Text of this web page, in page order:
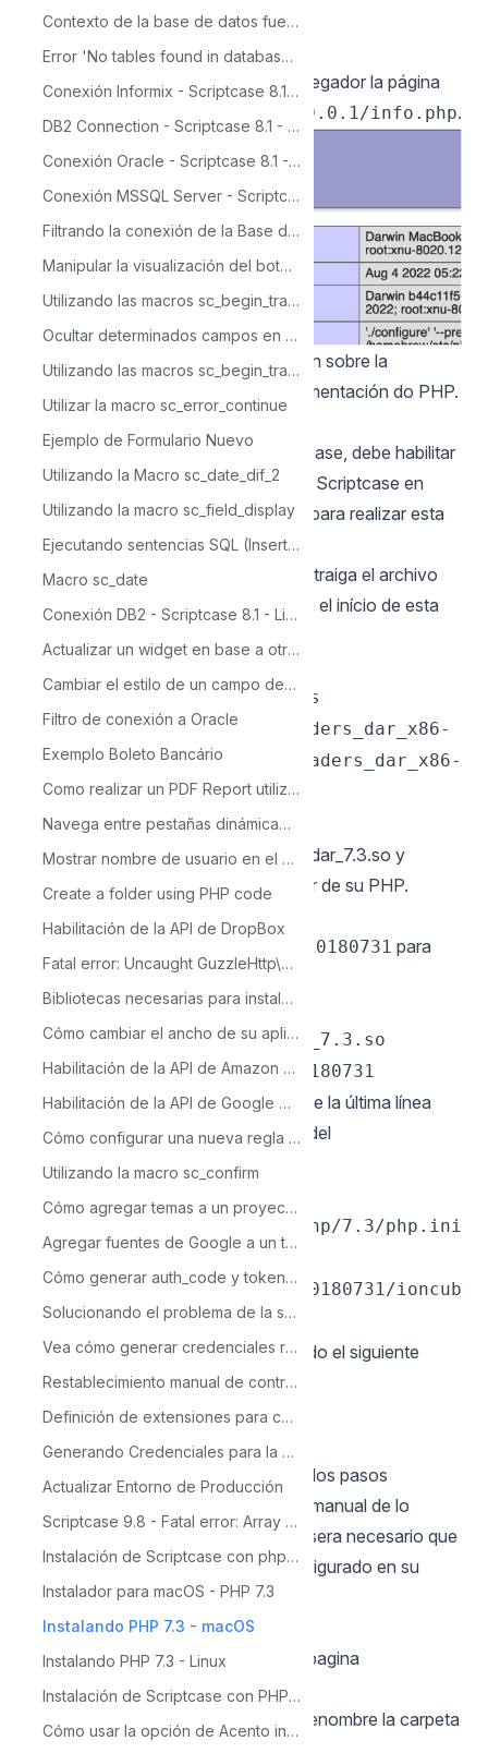
Contexto de la base de datos fue modificado – MSSQL
Error 'No tables found in database access' al intentar hacer la importación fuente de datos Access
Conexión Informix - Scriptcase 8.1 - Linux
DB2 Connection - Scriptcase 8.1 - Linux
Conexión Oracle - Scriptcase 8.1 - Linux
Conexión MSSQL Server - Scriptcase - Mac OS X
Filtrando la conexión de la Base de Datos - Oracle
Manipular la visualización del botón dinámicamente
Utilizando las macros sc_begin_trans, sc_commit_trans y sc_rollback_trans con Mensaje de Alerta
Ocultar determinados campos en una Grid por medio de varías condiciones
Utilizando las macros sc_begin_trans, sc_commit_trans y sc_rollback_trans
Utilizar la macro sc_error_continue
Ejemplo de Formulario Nuevo
Utilizando la Macro sc_date_dif_2
Utilizando la macro sc_field_display
Ejecutando sentencias SQL (Insertar, Actualizar y Eliminar)
Macro sc_date
Conexión DB2 - Scriptcase 8.1 - Linux
Actualizar un widget en base a otro widget
Cambiar el estilo de un campo dentro de un Formulario Registro Unico
Filtro de conexión a Oracle
Exemplo Boleto Bancário
Como realizar un PDF Report utilizando código
Navega entre pestañas dinámicamente
Mostrar nombre de usuario en el encabezado del menú
Create a folder using PHP code
Habilitación de la API de DropBox
Fatal error: Uncaught GuzzleHttp\Exception\RequestException: cURL error
Bibliotecas necesarias para instalar Scriptcase en Windows 7
Cómo cambiar el ancho de su aplicación.
Habilitación de la API de Amazon S3
Habilitación de la API de Google Drive en Google Console
Cómo configurar una nueva regla en la opción Guardar cuadrícula
Utilizando la macro sc_confirm
Cómo agregar temas a un proyecto existente
Agregar fuentes de Google a un tema
Cómo generar auth_code y token_code
Solucionando el problema de la sesión al iniciar sesión en Scriptcase
Vea cómo generar credenciales recaptcha
Restablecimiento manual de contraseña
Definición de extensiones para campos de tipo de carga
Generando Credenciales para la Autenticación con Twitter
Actualizar Entorno de Producción
Scriptcase 9.8 - Fatal error: Array and string offset en Módulo de Seguridad
Instalación de Scriptcase con php 7.3 - Windows
Instalador para macOS - PHP 7.3
Instalando PHP 7.3 - macOS
Instalando PHP 7.3 - Linux
Instalación de Scriptcase con PHP 7.3 en Windows
Cómo usar la opción de Acento insensible
phpinfo();
?>
Después de eso, verifique en su navegador la página
127.0.0.1/info.php.
NOTA: Para obtener más información sobre la
documentación do PHP.
Antes de comenzar a instalar Scriptcase, debe habilitar
el cargador responsable de encriptar Scriptcase en
PHP. Siga los pasos a continuación para realizar esta
acción con éxito.
1 - Vaya a la carpeta Descargas y extraiga el archivo
descargado para IonCube Loader en el início de esta
cd /Users/usuario/Downloads
sudo chmod 777 ioncube_loaders_dar_x86-
64.zip && unzip ioncube_loaders_dar_x86-
64.zip
cd ioncube
2 - Copie el archivo ioncube_loader_dar_7.3.so y
péguelo en el directorio extension_dir de su PHP.
/usr/local/lib/php/pecl/20180731 para
Ejemplo:
sudo cp ioncube_loader_dar_7.3.so
/usr/local/lib/php/pecl/20180731
3 - Edite el archivo php.ini y debajo de la última línea
ingrese la ruta a la extensión dentro del
parámetro.
zend_extension
sudo nano /usr/local/etc/php/7.3/php.ini
zend_extension =
"/usr/local/lib/php/pecl/20180731/ioncub
e_loader_dar_7.3.so"
4 - Reinicie el servicio Apache usando el siguiente
comando en la terminal:
sudo apachectl restart
Instalación manual de Scriptcase
A continuación estan listados todos los pasos
necesarios para hacer la instalación manual de lo
Scriptcase. Para hacer esos pasos, sera necesario que
usted tenga un servidor web ya configurado en su
equipo.
1 - Realice la descarga de
Scriptcase (.zip) directamente de la pagina
dedescargasdel Scriptcase.
2 - Desempaquete el archivo .zip y renombre la carpeta